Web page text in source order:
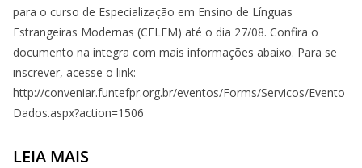
para o curso de Especialização em Ensino de Línguas
Estrangeiras Modernas (CELEM) até o dia 27/08. Confira o
documento na íntegra com mais informações abaixo. Para se
inscrever, acesse o link:
http://conveniar.funtefpr.org.br/eventos/Forms/Servicos/Evento
Dados.aspx?action=1506
LEIA MAIS